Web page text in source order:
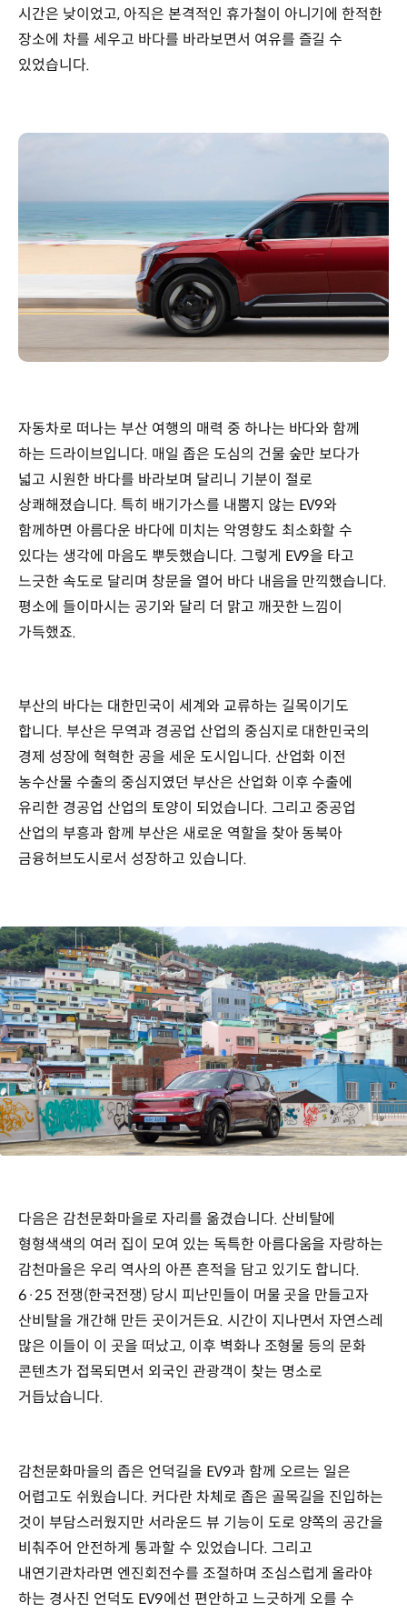
시간은 낮이었고, 아직은 본격적인 휴가철이 아니기에 한적한
장소에 차를 세우고 바다를 바라보면서 여유를 즐길 수
있었습니다.
자동차로 떠나는 부산 여행의 매력 중 하나는 바다와 함께
하는 드라이브입니다. 매일 좁은 도심의 건물 숲만 보다가
넓고 시원한 바다를 바라보며 달리니 기분이 절로
상쾌해졌습니다. 특히 배기가스를 내뿜지 않는 EV9와
함께하면 아름다운 바다에 미치는 악영향도 최소화할 수
있다는 생각에 마음도 뿌듯했습니다. 그렇게 EV9을 타고
느긋한 속도로 달리며 창문을 열어 바다 내음을 만끽했습니다.
평소에 들이마시는 공기와 달리 더 맑고 깨끗한 느낌이
가득했죠.
부산의 바다는 대한민국이 세계와 교류하는 길목이기도
합니다. 부산은 무역과 경공업 산업의 중심지로 대한민국의
경제 성장에 혁혁한 공을 세운 도시입니다. 산업화 이전
농수산물 수출의 중심지였던 부산은 산업화 이후 수출에
유리한 경공업 산업의 토양이 되었습니다. 그리고 중공업
산업의 부흥과 함께 부산은 새로운 역할을 찾아 동북아
금융허브도시로서 성장하고 있습니다.
다음은 감천문화마을로 자리를 옮겼습니다. 산비탈에
형형색색의 여러 집이 모여 있는 독특한 아름다움을 자랑하는
감천마을은 우리 역사의 아픈 흔적을 담고 있기도 합니다.
6·25 전쟁(한국전쟁) 당시 피난민들이 머물 곳을 만들고자
산비탈을 개간해 만든 곳이거든요. 시간이 지나면서 자연스레
많은 이들이 이 곳을 떠났고, 이후 벽화나 조형물 등의 문화
콘텐츠가 접목되면서 외국인 관광객이 찾는 명소로
거듭났습니다.
감천문화마을의 좁은 언덕길을 EV9과 함께 오르는 일은
어렵고도 쉬웠습니다. 커다란 차체로 좁은 골목길을 진입하는
것이 부담스러웠지만 서라운드 뷰 기능이 도로 양쪽의 공간을
비춰주어 안전하게 통과할 수 있었습니다. 그리고
내연기관차라면 엔진회전수를 조절하며 조심스럽게 올라야
하는 경사진 언덕도 EV9에선 편안하고 느긋하게 오를 수